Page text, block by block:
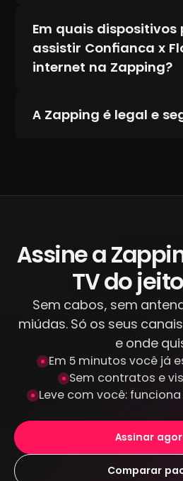
Em quais dispositivos
assistir Confianca x
internet na Zapping?
A Zapping é legal e
os canais que
canais criptografados e
armazenamos seus
Assine a
TV do
Sem cabos, sem
miúdas. Só os seus
e onde
Em 5 minutos você já
Sem contratos e
Leve com você:
Assinar
Comparar